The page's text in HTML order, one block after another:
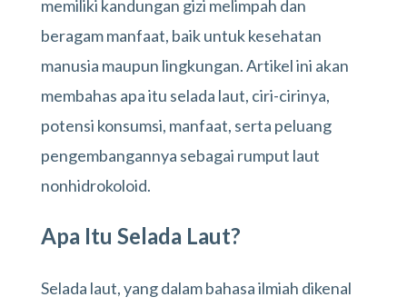
memiliki kandungan gizi melimpah dan
beragam manfaat, baik untuk kesehatan
manusia maupun lingkungan. Artikel ini akan
membahas apa itu selada laut, ciri-cirinya,
potensi konsumsi, manfaat, serta peluang
pengembangannya sebagai rumput laut
nonhidrokoloid.
Apa Itu Selada Laut?
Selada laut, yang dalam bahasa ilmiah dikenal